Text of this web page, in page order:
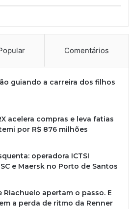
Comentários
guiando a carreira dos filhos
acelera compras e leva fatias
por R$ 876 milhões
operadora ICTSI
e Maersk no Porto de Santos
Riachuelo apertam o passo. E
a perda de ritmo da Renner